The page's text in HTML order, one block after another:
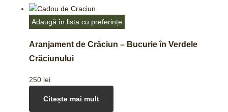
Adaugă în lista cu preferințe
Aranjament de Crăciun – Bucurie în Verdele
Crăciunului
250 lei
Citește mai mult